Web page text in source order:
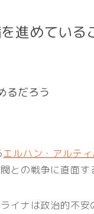
進めている
るだろう
エルハン・アルテ
との戦争に直面す
イナは政治的不安